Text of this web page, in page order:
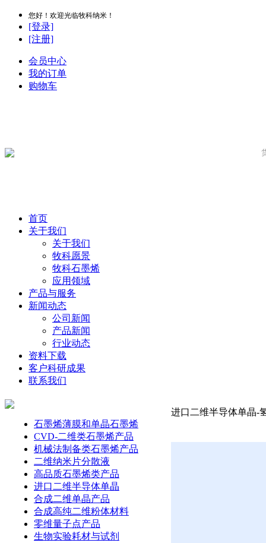
您好！欢迎光临牧科纳米！
[登录]
[注册]
会员中心
我的订单
购物车
首页
关于我们
关于我们
牧科愿景
牧科石墨烯
应用领域
产品与服务
新闻动态
公司新闻
产品新闻
行业动态
资料下载
客户科研成果
联系我们
石墨烯薄膜和单晶石墨烯
CVD-二维类石墨烯产品
机械法制备类石墨烯产品
二维纳米片分散液
高品质石墨烯类产品
进口二维半导体单晶
合成二维单晶产品
合成高纯二维粉体材料
零维量子点产品
生物实验耗材与试剂
进口二维半导体单晶-